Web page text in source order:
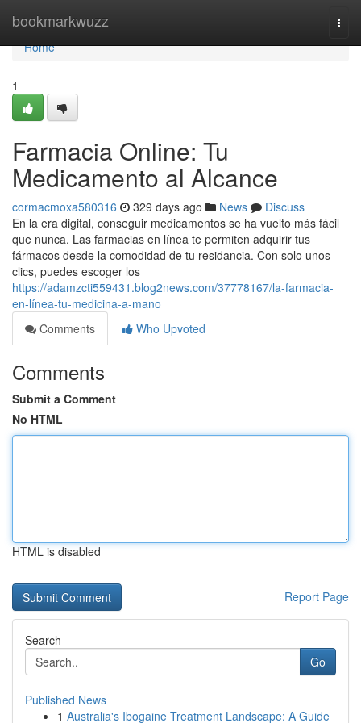
bookmarkwuzz
Home
Home
1
Farmacia Online: Tu
Medicamento al Alcance
cormacmoxa580316 329 days ago News
Discuss
En la era digital, conseguir medicamentos se ha vuelto más fácil
que nunca. Las farmacias en línea te permiten adquirir tus
fármacos desde la comodidad de tu residancia. Con solo unos
clics, puedes escoger los
https://adamzcti559431.blog2news.com/37778167/la-farmacia-
en-línea-tu-medicina-a-mano
Comments
Who Upvoted
Comments
Submit a Comment
No HTML
HTML is disabled
Report Page
Search
Go
Published News
1 Australia's Ibogaine Treatment Landscape: A Guide